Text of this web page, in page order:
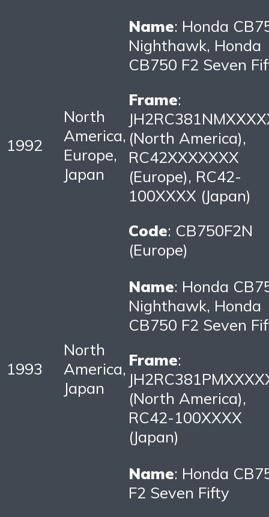
1992
North
America,
Europe,
Japan
Name: Honda
Nighthawk, Honda
CB750 F2 Seven
Frame:
(North America),
RC42XXXXXXX
(Europe), RC42-
100XXXX (Japan)
Code: CB750F2N
(Europe)
1993
North
America,
Japan
Name: Honda
Nighthawk, Honda
CB750 F2 Seven
Frame:
(North America),
RC42-100XXXX
(Japan)
Name: Honda
F2 Seven Fifty